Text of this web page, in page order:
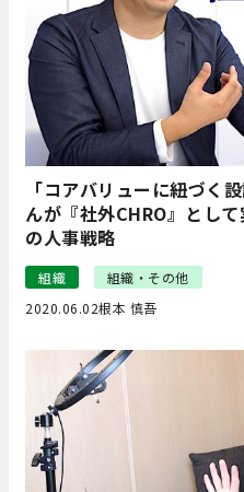
「コアバリューに紐づく
んが『社外CHRO』とし
の人事戦略
組織
組織・その他
2020.06.02根本 慎吾